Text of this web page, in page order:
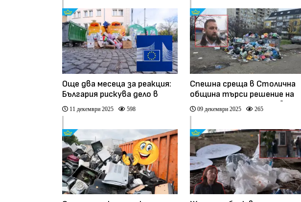
Още два месеца за реакция:
България рискува дело в
Съда на ЕС заради
отпадъците
11 декември 2025 598
Спешна среща в Столична
община търси решение на
казуса с отпадъците в
най-големия столичен
09 декември 2025 265